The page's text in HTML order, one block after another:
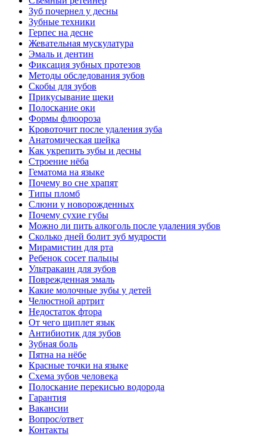
Зуб почернел у десны
Зубные техники
Герпес на десне
Жевательная мускулатура
Эмаль и дентин
Фиксация зубных протезов
Методы обследования зубов
Скобы для зубов
Прикусывание щеки
Полоскание оки
Формы флюороза
Кровоточит после удаления зуба
Анатомическая шейка
Как укрепить зубы и десны
Cтроение нёба
Гематома на языке
Почему во сне храпят
Типы пломб
Слюни у новорожденных
Почему сухие губы
Можно ли пить алкоголь после удаления зубов
Сколько дней болит зуб мудрости
Мирамистин для рта
Ребенок сосет пальцы
Ультракаин для зубов
Поврежденная эмаль
Какие молочные зубы у детей
Челюстной артрит
Недостаток фтора
От чего щиплет язык
Антибиотик для зубов
Зубная боль
Пятна на нёбе
Красные точки на языке
Схема зубов человека
Полоскание перекисью водорода
Гарантия
Вакансии
Вопрос/ответ
Контакты